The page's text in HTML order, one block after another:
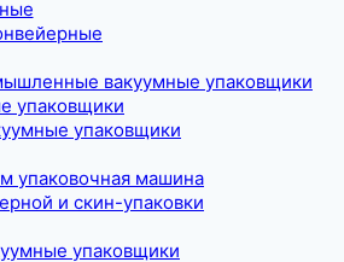
вакуумные упаковщики
упаковщики
упаковщики
упаковочная машина
и скин-упаковки
упаковщики